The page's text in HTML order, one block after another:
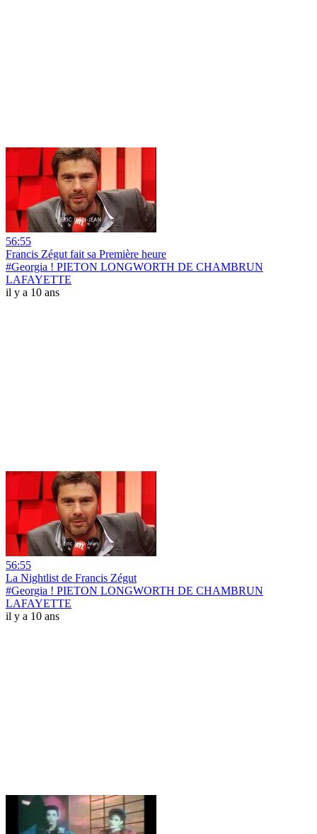
56:55
Francis Zégut fait sa Première heure
#Georgia ! PIETON LONGWORTH DE CHAMBRUN
LAFAYETTE
il y a 10 ans
56:55
La Nightlist de Francis Zégut
#Georgia ! PIETON LONGWORTH DE CHAMBRUN
LAFAYETTE
il y a 10 ans